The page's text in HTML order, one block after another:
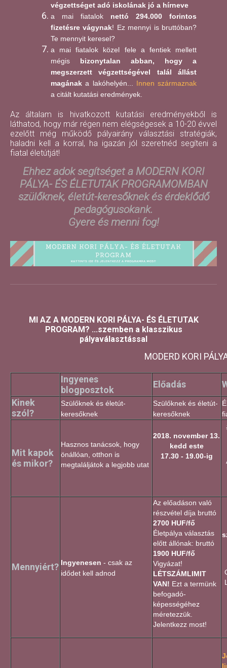
végzettséget adó iskolának jó a hírneve
a mai fiatalok nettó 294.000 forintos
fizetésre vágynak! Ez mennyi is bruttóban?
Te mennyit keresel?
a mai fiatalok közel fele a fentiek mellett
mégis bizonytalan abban, hogy a
megszerzett végzettségével talál állást
magának a lakóhelyén... Innen származnak
a citált kutatási eredmények.
Az általam is hivatkozott kutatási eredményekből is
láthatod, hogy már régen nem elégségesek a 10-20 évvel
ezelőtt még működő pályairány választási stratégiák,
haladni kell a korral, ha igazán jól szeretnéd segíteni a
fiatal életútját!
Ehhez adok segítséget a MODERN KORI
PÁLYA- ÉS ÉLETUTAK PROGRAMOMBAN
szülőknek, életút-keresőknek és érdeklődő
pedagógusokank.
Gyere és menni fog!
MI AZ A MODERN KORI PÁLYA- ÉS ÉLETUTAK
PROGRAM? ...szemben a klasszikus
pályaválasztással
MODERD KORI
Ingyenes
blogposztok
Előadás
Kinek
szól?
Szülőknek és életút-
keresőknek
Szülőknek és életút-
keresőknek
Mit kapok
és mikor?
Hasznos tanácsok, hogy
önállóan, otthon is
megtaláljátok a legjobb utat
2018. november 13.
kedd este
17.30 - 19.00-ig
Mennyiért? Ingyenesen - csak az
idődet kell adnod
Az előadáson való
részvétel díja bruttó
2700 HUF/fő
Életpálya választás
előtt állónak: bruttó
1900 HUF/fő
Vigyázat!
LÉTSZÁMLIMIT
VAN! Ezt a termünk
befogadó-
képességéhez
méretezzük.
Jelentkezz most!